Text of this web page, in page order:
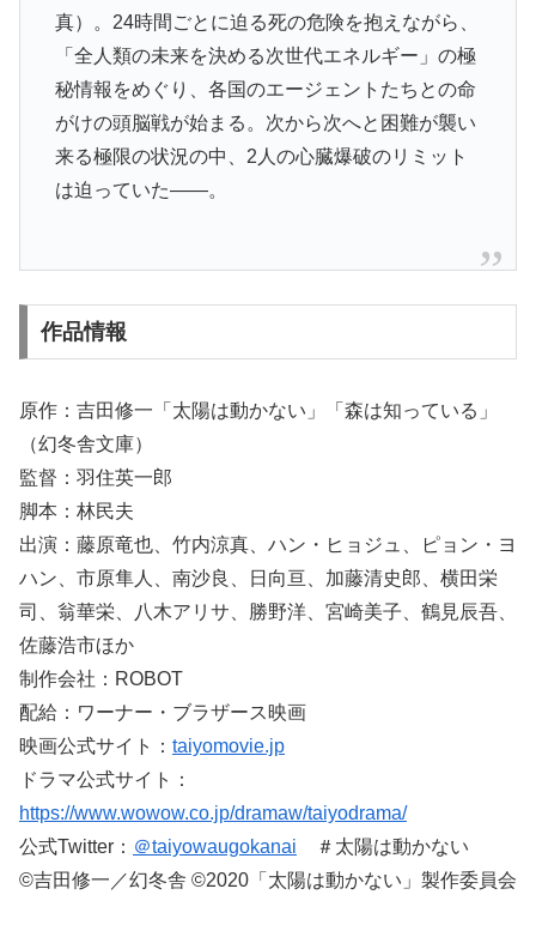
真）。24時間ごとに迫る死の危険を抱えながら、
「全人類の未来を決める次世代エネルギー」の極
秘情報をめぐり、各国のエージェントたちとの命
がけの頭脳戦が始まる。次から次へと困難が襲い
来る極限の状況の中、2人の心臓爆破のリミット
は迫っていた――。
作品情報
原作：吉田修一「太陽は動かない」「森は知っている」
（幻冬舎文庫）
監督：羽住英一郎
脚本：林民夫
出演：藤原竜也、竹内涼真、ハン・ヒョジュ、ピョン・ヨ
ハン、市原隼人、南沙良、日向亘、加藤清史郎、横田栄
司、翁華栄、八木アリサ、勝野洋、宮崎美子、鶴見辰吾、
佐藤浩市ほか
制作会社：ROBOT
配給：ワーナー・ブラザース映画
映画公式サイト： taiyomovie.jp
ドラマ公式サイト：
https://www.wowow.co.jp/dramaw/taiyodrama/
公式Twitter： ＠taiyowaugokanai ＃太陽は動かない
©吉田修一／幻冬舎 ©2020「太陽は動かない」製作委員会